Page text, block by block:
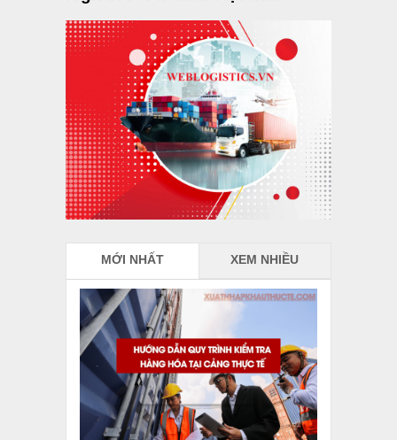
MỚI NHẤT XEM NHIỀU
Hướng Dẫn Quy Trình Kiểm Tra Hàng
Hóa Tại Cảng Thực Tế
Kiểm tra hàng hóa tại cảng là một bước rất
quan trọng trong quá trình xuất nhập khẩu,
đảm bảo...